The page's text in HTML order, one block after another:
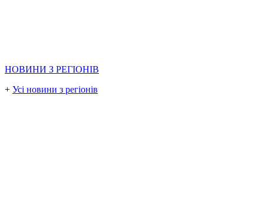
НОВИНИ З РЕГІОНІВ
+ Усі новини з регіонів